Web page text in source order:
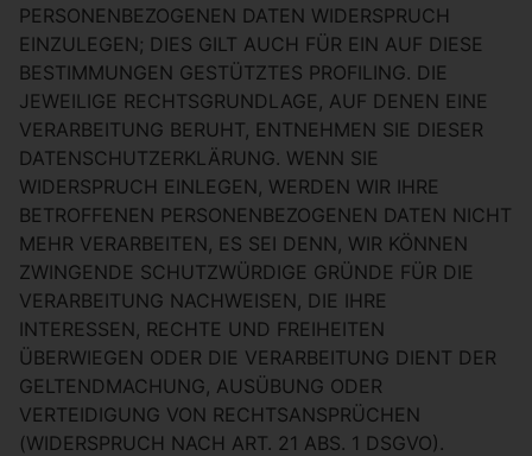
PERSONENBEZOGENEN DATEN WIDERSPRUCH
EINZULEGEN; DIES GILT AUCH FÜR EIN AUF DIESE
BESTIMMUNGEN GESTÜTZTES PROFILING. DIE
JEWEILIGE RECHTSGRUNDLAGE, AUF DENEN EINE
VERARBEITUNG BERUHT, ENTNEHMEN SIE DIESER
DATENSCHUTZERKLÄRUNG. WENN SIE
WIDERSPRUCH EINLEGEN, WERDEN WIR IHRE
BETROFFENEN PERSONENBEZOGENEN DATEN NICHT
MEHR VERARBEITEN, ES SEI DENN, WIR KÖNNEN
ZWINGENDE SCHUTZWÜRDIGE GRÜNDE FÜR DIE
VERARBEITUNG NACHWEISEN, DIE IHRE
INTERESSEN, RECHTE UND FREIHEITEN
ÜBERWIEGEN ODER DIE VERARBEITUNG DIENT DER
GELTENDMACHUNG, AUSÜBUNG ODER
VERTEIDIGUNG VON RECHTSANSPRÜCHEN
(WIDERSPRUCH NACH ART. 21 ABS. 1 DSGVO).